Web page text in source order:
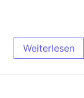
Weiterlesen